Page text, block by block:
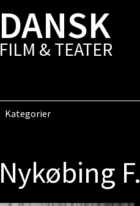
DANSK
FILM & TEATER
Kategorier
Nykøbing